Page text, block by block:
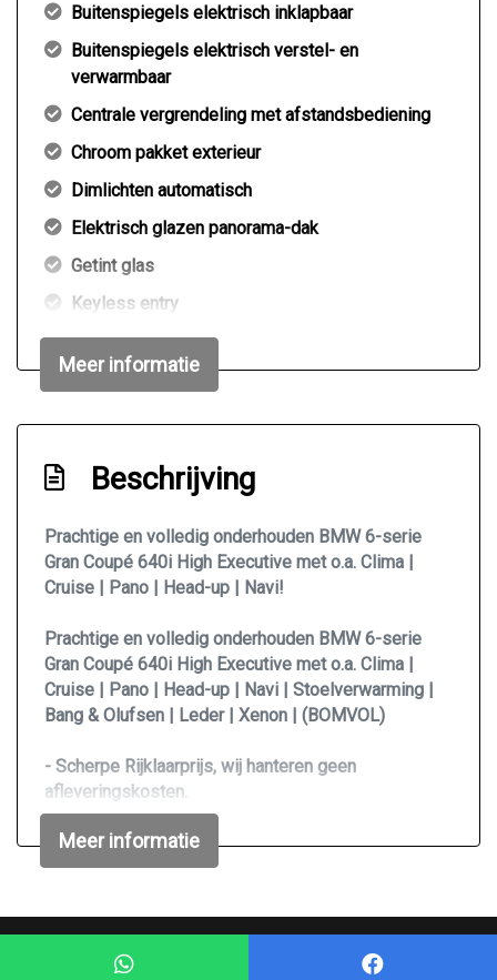
Buitenspiegels elektrisch inklapbaar
Buitenspiegels elektrisch verstel- en
verwarmbaar
Centrale vergrendeling met afstandsbediening
Chroom pakket exterieur
Dimlichten automatisch
Elektrisch glazen panorama-dak
Getint glas
Keyless entry
Koplampen adaptief
Koplampreiniging
Lichtmetalen velgen 19"
Meer info? bel of app 06-46710581
Mistlampen voor
Parkeersensor voor en achter
Sportvelgen
Zonnescherm zijruiten
Interieur
Airco automatisch
Airco separaat achter
Binnenspiegel automatisch dimmend
Meer informatie
Beschrijving
Prachtige en volledig onderhouden BMW 6-serie
Gran Coupé 640i High Executive met o.a. Clima |
Cruise | Pano | Head-up | Navi!
Prachtige en volledig onderhouden BMW 6-serie
Gran Coupé 640i High Executive met o.a. Clima |
Cruise | Pano | Head-up | Navi | Stoelverwarming |
Bang & Olufsen | Leder | Xenon | (BOMVOL)
- Scherpe Rijklaarprijs, wij hanteren geen
afleveringskosten.
- Word afgeleverd met onderhoudsbeurt en nieuwe
APK.
- Rook- en huisdieren vrij.
- Goede/Koude Airco
** 3 of 6 maanden Garantie mogelijk. (vraag ons naar
Meer informatie
Mogelijk gemaakt door